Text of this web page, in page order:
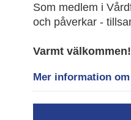
Som medlem i
och påverkar -
Varmt välkommen!
Mer information